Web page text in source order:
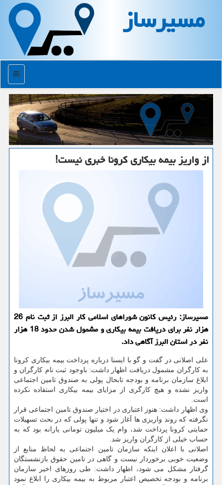
مسیرساز
منو
از واریز بیمه بیكاری كرونا خبری نیست!
مسیرساز: رئیس كانون شوراهای اسلامی كار البرز از ثبت نام 26
هزار نفر برای دریافت بیمه بیكاری و مشمول شدن حدود 18 هزار
نفر در استان البرز آگاهی داد.
علی اصلانی در گفت و گو با ایسنا درباره پرداخت بیمه بیکاری کرونا
به کارگران مشمول دریافت اظهار داشت: باوجود ثبت نام کارگران و
ابلاغ سازمان برنامه و بودجه تابحال پولی به صندوق تامین اجتماعی
واریز نشده و هیچ کارگری از مزایای بیمه بیکاری استفاده نکرده
است.
وی اظهار داشت: هنوز اعتباری در اختیار صندوق تامین اجتماعی قرار
نگرفته که روند واریزی ها آغاز شود و تنها پولی که در بحث تسهیلات
حمایتی کرونا پرداخت شد، وام یک میلیون تومانی یارانه بود که به
حساب خیلی از کارگران واریز شد.
اصلانی با اعلان اینکه سازمان تامین اجتماعی به لحاظ منابع از
وضعیت خوبی برخوردار نیست و گاهی در تامین حقوق بازنشستگان
گرفتار مشکل می شود، اظهار داشت: طی روزهای اخیر سازمان
برنامه و بودجه تخصیص اعتبار مربوط به بیمه بیکاری را ابلاغ نمود